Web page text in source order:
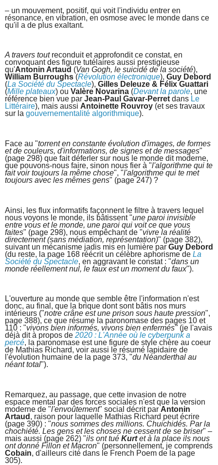
– un mouvement, positif, qui voit l'individu entrer en
résonance, en vibration, en osmose avec le monde dans ce
qu'il a de plus exaltant.
A travers tout reconduit et approfondit ce constat, en
convoquant des figure tutélaires aussi prestigieuse
qu'Antonin Artaud (Van Gogh, le suicidé de la société),
William Burroughs (Révolution électronique), Guy Debord
(La Société du Spectacle), Gilles Deleuze & Félix Guattari
(Mille plateaux) ou Valère Novarina (Devant la parole, une
référence bien vue par Jean-Paul Gavar-Perret dans Le
Littéraire), mais aussi Antoinette Rouvroy (et ses travaux
sur la gouvernementalité algorithmique).
Face au "torrent en constante évolution d'images, de formes
et de couleurs, d'informations, de signes et de messages"
(page 298) que fait déferler sur nous le monde dit moderne,
que pouvons-nous faire, sinon nous fier à "l'algorithme qui te
fait voir toujours la même chose", "l'algorithme qui te met
toujours avec les mêmes gens" (page 247) ?
Ainsi, les flux informatifs façonnent le filtre à travers lequel
nous voyons le monde, ils bâtissent "une paroi invisible
entre vous et le monde, une paroi qui voit ce que vous
faites" (page 298), nous empêchant de "vivre la réalité
directement (sans médiation, représentation)" (page 382),
suivant un mécanisme jadis mis en lumière par Guy Debord
(du reste, la page 168 réécrit un célèbre aphorisme de La
Société du Spectacle, en aggravant le constat : "dans un
monde réellement nul, le faux est un moment du faux").
L'ouverture au monde que semble être l'information n'est
donc, au final, que la brique dont sont bâtis nos murs
intérieurs ("notre crâne est une prison sous haute pression",
page 388), ce que résume la paronomase des pages 10 et
110 : "vivons bien informés, vivons bien enfermés" (je l'avais
déjà dit à propos de 2020 : L'Année où le cyberpunk a
percé, la paronomase est une figure de style chère au coeur
de Mathias Richard, voir aussi le résumé lapidaire de
l'évolution humaine de la page 373, "du Néanderthal au
néant total").
Remarquez, au passage, que cette invasion de notre
espace mental par des forces sociales n'est que la version
moderne de "l'envoûtement" social décrit par Antonin
Artaud , raison pour laquelle Mathias Richard peut écrire
(page 390) : "nous sommes des millions. Chuichidés. Par la
chochiété. Les gens et les choses ne cessent de se briser" –
mais aussi (page 262) "ils ont tué Kurtet à la place ils nous
ont donné Fillon et Macron" (personnellement, je comprends
Cobain, d'ailleurs cité dans le French Poem de la page
305).